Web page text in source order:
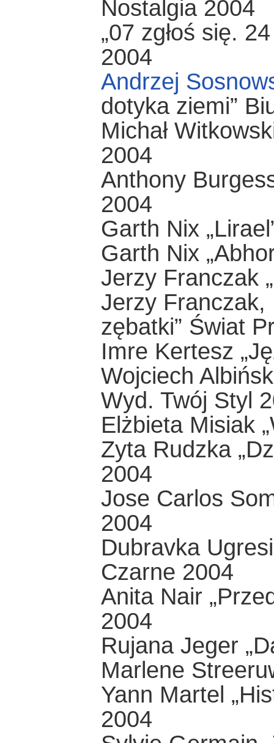
Nostalgia 2004
„07 zgłoś się.
2004
Andrzej
dotyka ziemi”
Michał
2004
Anthony
2004
Garth Nix
Garth Nix
Jerzy Franczak
Jerzy Franczak,
zębatki” Świat
Imre Kertesz
Wojciech
Wyd. Twój Styl
Elżbieta Misiak
Zyta Rudzka
2004
Jose Carlos
2004
Dubravka
Czarne 2004
Anita Nair
2004
Rujana Jeger
Marlene
Yann Martel
2004